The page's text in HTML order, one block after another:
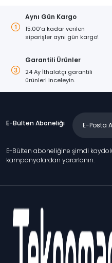
Aynı Gün Kargo
15:00’a kadar verilen
siparişler aynı gün kargo!
Garantili Ürünler
24 Ay İthalatçı garantili
ürünleri inceleyin.
E-Bülten Aboneliği
E-Bülten aboneliğine şimdi
kampanyalardan yararlanın.